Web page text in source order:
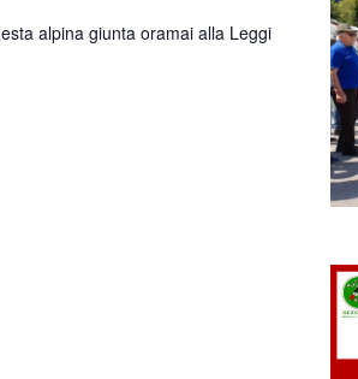
alpina giunta oramai alla Leggi